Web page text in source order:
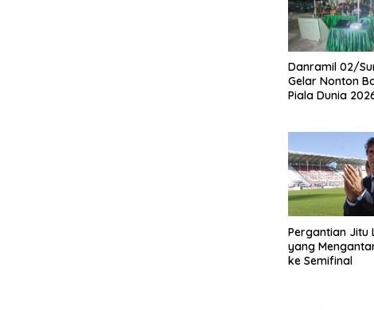
Danramil 02/
Gelar Nonton
Piala Dunia
Pergantian Jitu
yang
ke Semifinal